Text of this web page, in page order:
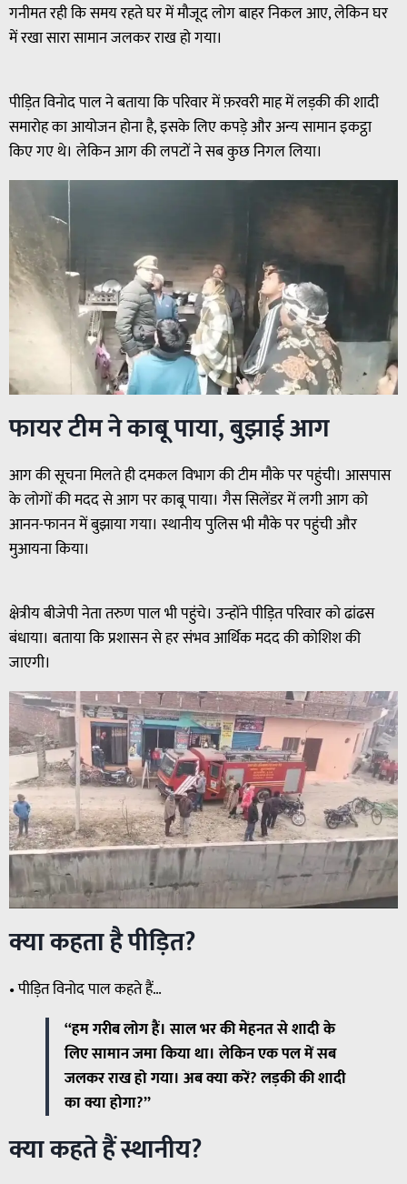
गनीमत रही कि समय रहते घर में मौजूद लोग बाहर निकल आए, लेकिन घर
में रखा सारा सामान जलकर राख हो गया।
पीड़ित विनोद पाल ने बताया कि परिवार में फ़रवरी माह में लड़की की शादी
समारोह का आयोजन होना है, इसके लिए कपड़े और अन्य सामान इकट्ठा
किए गए थे। लेकिन आग की लपटों ने सब कुछ निगल लिया।
फायर टीम ने काबू पाया, बुझाई आग
आग की सूचना मिलते ही दमकल विभाग की टीम मौके पर पहुंची। आसपास
के लोगों की मदद से आग पर काबू पाया। गैस सिलेंडर में लगी आग को
आनन-फानन में बुझाया गया। स्थानीय पुलिस भी मौके पर पहुंची और
मुआयना किया।
क्षेत्रीय बीजेपी नेता तरुण पाल भी पहुंचे। उन्होंने पीड़ित परिवार को ढांढस
बंधाया। बताया कि प्रशासन से हर संभव आर्थिक मदद की कोशिश की
जाएगी।
क्या कहता है पीड़ित?
• पीड़ित विनोद पाल कहते हैं…
“हम गरीब लोग हैं। साल भर की मेहनत से शादी के
लिए सामान जमा किया था। लेकिन एक पल में सब
जलकर राख हो गया। अब क्या करें? लड़की की शादी
का क्या होगा?”
क्या कहते हैं स्थानीय?